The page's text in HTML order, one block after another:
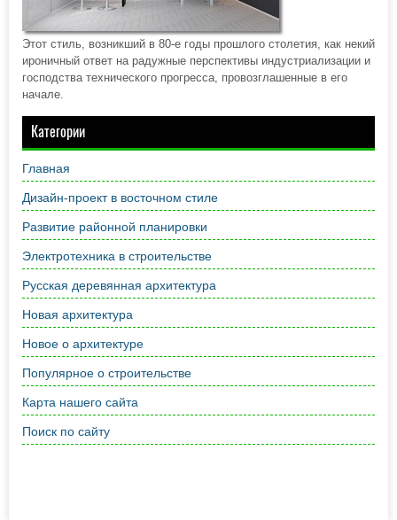
Этот стиль, возникший в 80-е годы прошлого столетия, как некий
ироничный ответ на радужные перспективы индустриализации и
господства технического прогресса, провозглашенные в его
начале.
Категории
Главная
Дизайн-проект в восточном стиле
Развитие районной планировки
Электротехника в строительстве
Русская деревянная архитектура
Новая архитектура
Новое о архитектуре
Популярное о строительстве
Карта нашего сайта
Поиск по сайту